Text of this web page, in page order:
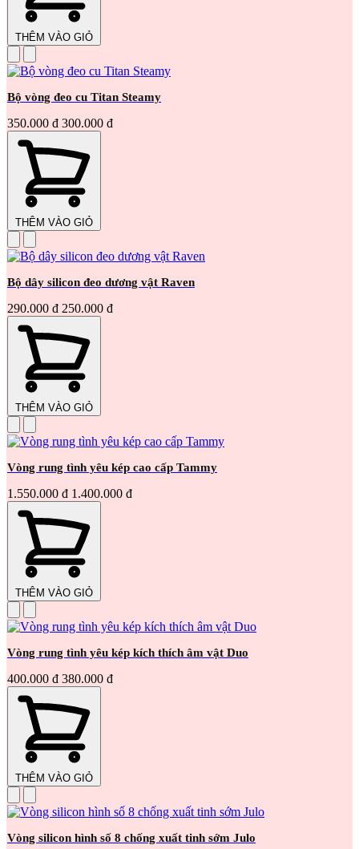
THÊM VÀO GIỎ
Bộ vòng đeo cu Titan Steamy
350.000 đ 300.000 đ
THÊM VÀO GIỎ
Bộ dây silicon đeo dương vật Raven
290.000 đ 250.000 đ
THÊM VÀO GIỎ
Vòng rung tình yêu kép cao cấp Tammy
1.550.000 đ 1.400.000 đ
THÊM VÀO GIỎ
Vòng rung tình yêu kép kích thích âm vật Duo
400.000 đ 380.000 đ
THÊM VÀO GIỎ
Vòng silicon hình số 8 chống xuất tinh sớm Julo